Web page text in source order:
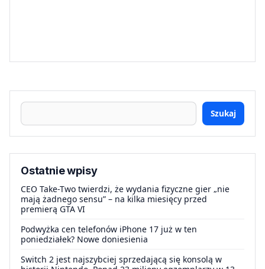
Szukaj
Ostatnie wpisy
CEO Take-Two twierdzi, że wydania fizyczne gier „nie
mają żadnego sensu” – na kilka miesięcy przed
premierą GTA VI
Podwyżka cen telefonów iPhone 17 już w ten
poniedziałek? Nowe doniesienia
Switch 2 jest najszybciej sprzedającą się konsolą w